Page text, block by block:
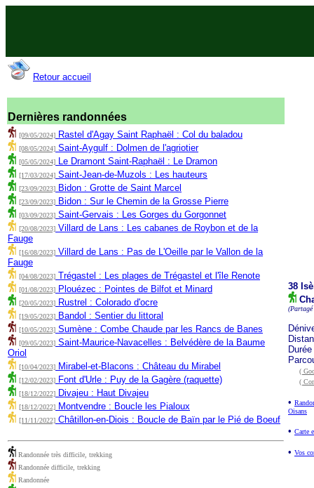
Retour accueil
Dernières randonnées
[09/05/2024] Rastel d'Agay Saint Raphaël : Col du baladou
[08/05/2024] Saint-Aygulf : Dolmen de l'agriotier
[05/05/2024] Le Dramont Saint-Raphaël : Le Dramon
[17/03/2024] Saint-Jean-de-Muzols : Les hauteurs
[23/09/2023] Bidon : Grotte de Saint Marcel
[23/09/2023] Bidon : Sur le Chemin de la Grosse Pierre
[03/09/2023] Saint-Gervais : Les Gorges du Gorgonnet
[20/08/2023] Villard de Lans : Les cabanes de Roybon et de la
Fauge
[16/08/2023] Villard de Lans : Pas de L'Oeille par le Vallon de la
Fauge
[04/08/2023] Trégastel : Les plages de Trégastel et l'île Renote
[01/08/2023] Plouézec : Pointes de Bilfot et Minard
[20/05/2023] Rustrel : Colorado d'ocre
[19/05/2023] Bandol : Sentier du littoral
[10/05/2023] Sumène : Combe Chaude par les Rancs de Banes
[09/05/2023] Saint-Maurice-Navacelles : Belvédère de la Baume
Oriol
[10/04/2023] Mirabel-et-Blacons : Château du Mirabel
[12/02/2023] Font d'Urle : Puy de la Gagère (raquette)
[18/12/2022] Divajeu : Haut Divajeu
[18/12/2022] Montvendre : Boucle les Pialoux
[11/11/2022] Châtillon-en-Diois : Boucle de Baïn par le Pié de Boeuf
Randonnée très difficile, trekking
Randonnée difficile, trekking
Randonnée
38
(
(
•
Oisans
• Carte
• Vos